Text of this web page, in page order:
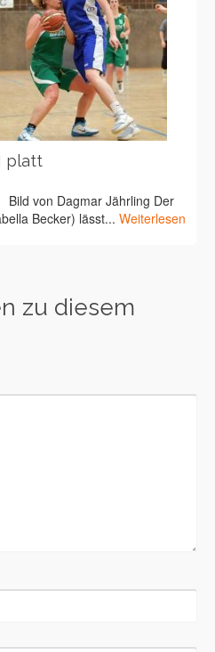
platt
von Dagmar Jährling Der
Becker) lässt... Weiterlesen
zu diesem